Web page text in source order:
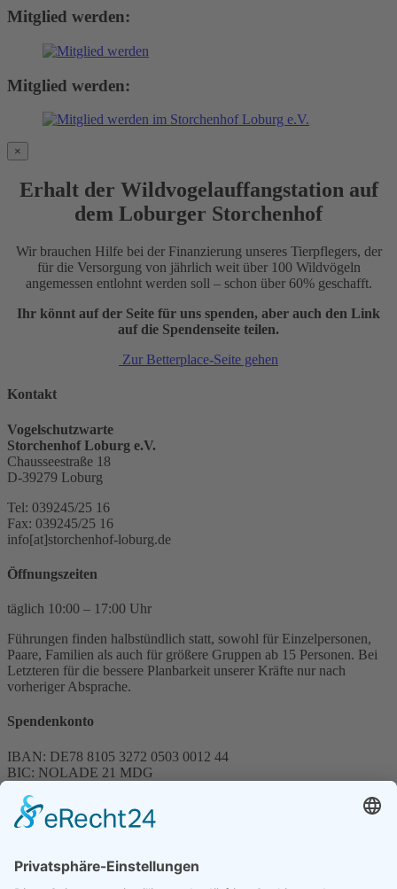
Mitglied werden:
Mitglied werden:
×
Erhalt der Wildvogelauffangstation auf
dem Loburger Storchenhof
Wir brauchen Hilfe bei der Finanzierung unseres Tierpflegers, der
für die Versorgung von jährlich weit über 100 Wildvögeln
angemessen entlohnt werden soll – schon über 60% geschafft.
Ihr könnt auf der Seite für uns spenden, aber auch den Link
auf die Spendenseite teilen.
Zur Betterplace-Seite gehen
Kontakt
Vogelschutzwarte
Storchenhof Loburg e.V.
Chausseestraße 18
D-39279 Loburg
Tel: 039245/25 16
Fax: 039245/25 16
info[at]storchenhof-loburg.de
Öffnungszeiten
täglich 10:00 – 17:00 Uhr
Führungen finden halbstündlich statt, sowohl für Einzelpersonen,
Paare, Familien als auch für größere Gruppen ab 15 Personen. Bei
Letzteren für die bessere Planbarkeit unserer Kräfte nur nach
vorheriger Absprache.
Spendenkonto
IBAN: DE78 8105 3272 0503 0012 44
BIC: NOLADE 21 MDG
Spenden können steuerlich abgesetzt werden
Förderung